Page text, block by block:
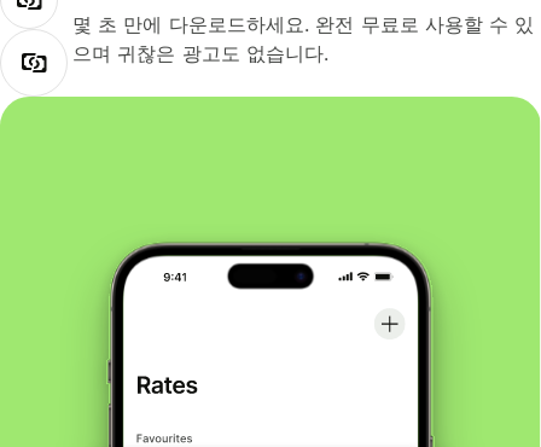
몇 초 만에 다운로드하세요. 완전 무료로 사용할 수 있
으며 귀찮은 광고도 없습니다.